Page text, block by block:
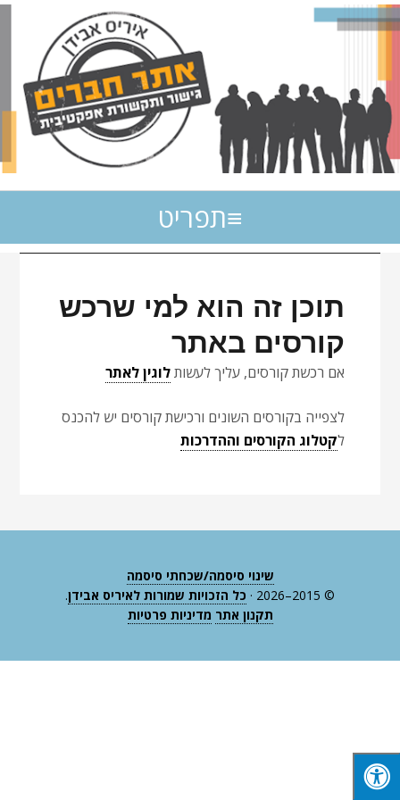
תפריט
תוכן זה הוא למי שרכש
קורסים באתר
אם רכשת קורסים, עליך לעשותלוגין לאתר
לצפייה בקורסים השונים ורכישת קורסים יש להכנס
לקטלוג הקורסים וההדרכות
שינוי סיסמה/שכחתי סיסמה
© 2015–2026 ·
כל הזכויות שמורות לאיריס אבידן.
תקנון אתר מדיניות פרטיות